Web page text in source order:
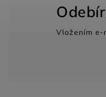
Vložením e-